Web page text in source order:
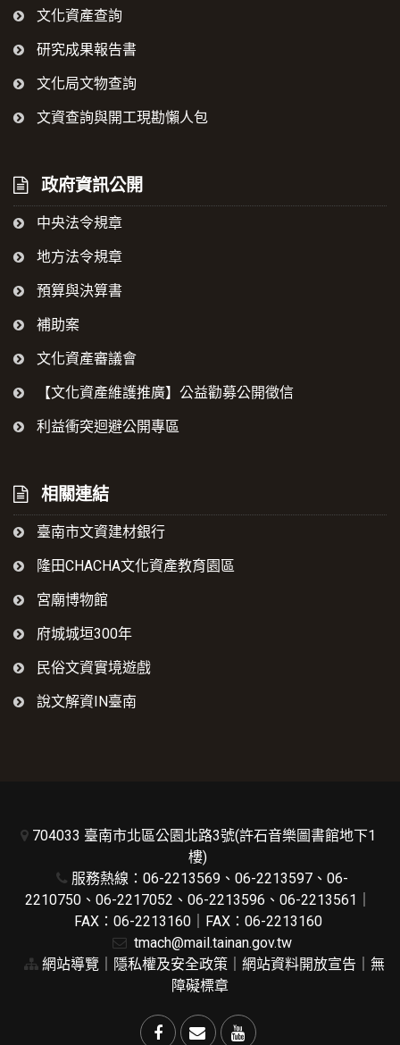
文化資產查詢
研究成果報告書
文化局文物查詢
文資查詢與開工現勘懶人包
政府資訊公開
中央法令規章
地方法令規章
預算與決算書
補助案
文化資產審議會
【文化資產維護推廣】公益勸募公開徵信
利益衝突迴避公開專區
相關連結
臺南市文資建材銀行
隆田CHACHA文化資產教育園區
宮廟博物館
府城城垣300年
民俗文資實境遊戲
說文解資IN臺南
704033 臺南市北區公園北路3號(許石音樂圖書館地下1
樓)
服務熱線：06-2213569、06-2213597、06-
2210750、06-2217052、06-2213596、06-2213561｜
FAX：06-2213160｜FAX：06-2213160
tmach@mail.tainan.gov.tw
網站導覽
隱私權及安全政策 網站資料開放宣告
無
障礙標章